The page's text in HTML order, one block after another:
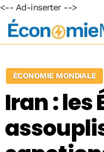
<-- Ad-inserter -->
ÉCONOMIE MONDIALE
Iran : les